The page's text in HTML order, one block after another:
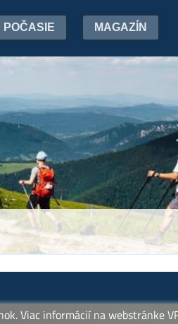
POČASIE MAGAZÍN
informácií na webstránke